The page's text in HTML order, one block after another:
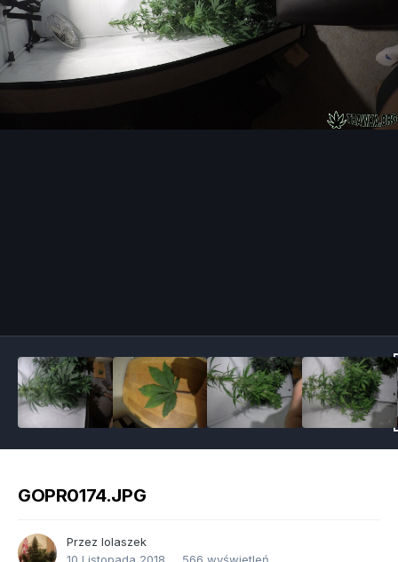
GOPR0174.JPG
Przez lolaszek